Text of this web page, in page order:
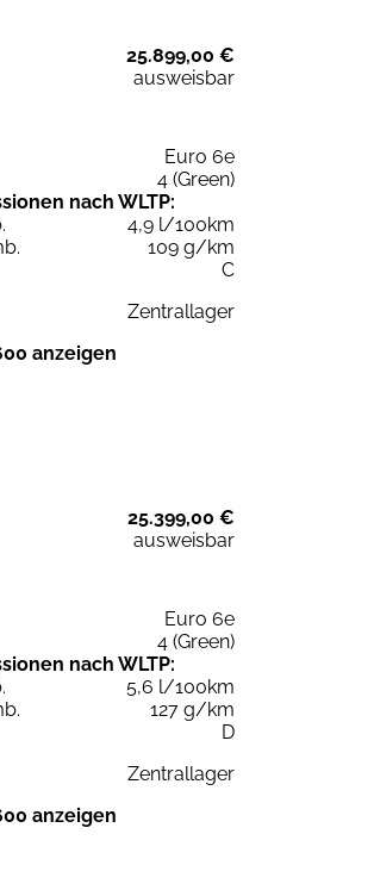
25.899,00 €
ausweisbar
Euro 6e
4 (Green)
nach WLTP:
4,9 l/100km
109 g/km
C
Zentrallager
anzeigen
25.399,00 €
ausweisbar
Euro 6e
4 (Green)
nach WLTP:
5,6 l/100km
127 g/km
D
Zentrallager
anzeigen